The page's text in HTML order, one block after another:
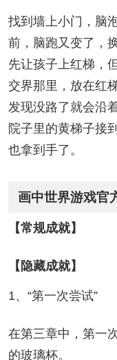
找到墙上小门，脑
前，脑跑又变了，
先让孩子上红梯，
交界那里，放在红
发现没路了就会沿
院子里的黄梯子接
也拿到手了。
画中世界游戏官
【常规成就】
【隐藏成就】
1、“第一次尝试”
在第三章中，第一
的玻璃杯。